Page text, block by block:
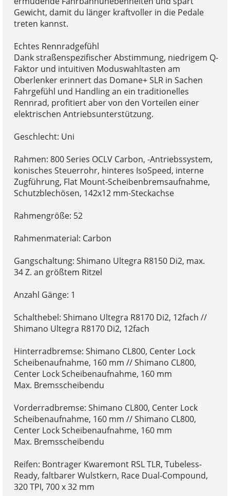
Gewicht, damit du länger kraftvoller in die Pedale
treten kannst.
Echtes Rennradgefühl
Dank straßenspezifischer Abstimmung, niedrigem Q-
Faktor und intuitiven Moduswahltasten am
Oberlenker erinnert das Domane+ SLR in Sachen
Fahrgefühl und Handling an ein traditionelles
Rennrad, profitiert aber von den Vorteilen einer
elektrischen Antriebsunterstützung.
Geschlecht: Uni
Rahmen: 800 Series OCLV Carbon, -Antriebssystem,
konisches Steuerrohr, hinteres IsoSpeed, interne
Zugführung, Flat Mount-Scheibenbremsaufnahme,
Schutzblechösen, 142x12 mm-Steckachse
Rahmengröße: 52
Rahmenmaterial: Carbon
Gangschaltung: Shimano Ultegra R8150 Di2, max.
34 Z. an größtem Ritzel
Anzahl Gänge: 1
Schalthebel: Shimano Ultegra R8170 Di2, 12fach //
Shimano Ultegra R8170 Di2, 12fach
Hinterradbremse: Shimano CL800, Center Lock
Scheibenaufnahme, 160 mm // Shimano CL800,
Center Lock Scheibenaufnahme, 160 mm
Max. Bremsscheibendu
Vorderradbremse: Shimano CL800, Center Lock
Scheibenaufnahme, 160 mm // Shimano CL800,
Center Lock Scheibenaufnahme, 160 mm
Max. Bremsscheibendu
Reifen: Bontrager Kwaremont RSL TLR, Tubeless-
Ready, faltbarer Wulstkern, Race Dual-Compound,
320 TPI, 700 x 32 mm